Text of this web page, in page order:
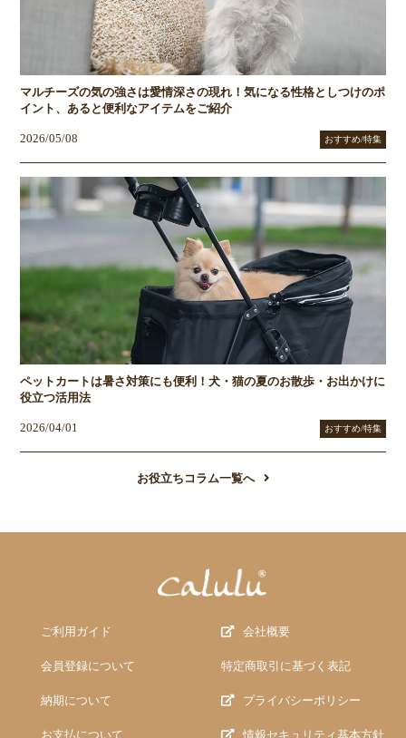
マルチーズの気の強さは愛情深さの現れ！気になる性格としつけのポ
イント、あると便利なアイテムをご紹介
2026/05/08 おすすめ/特集
ペットカートは暑さ対策にも便利！犬・猫の夏のお散歩・お出かけに
役立つ活用法
2026/04/01 おすすめ/特集
お役立ちコラム一覧へ
ご利用ガイド
会員登録について
納期について
会社概要
特定商取引に基づく表記
プライバシーポリシー